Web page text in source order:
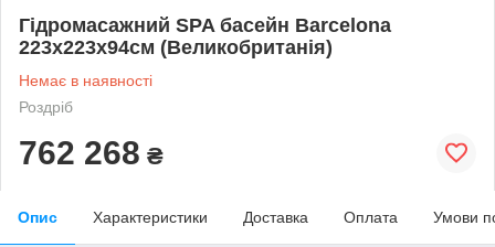
Гідромасажний SPA басейн Barcelona
223х223х94см (Великобританія)
Немає в наявності
Роздріб
762 268 ₴
Опис Характеристики Доставка Оплата Умови